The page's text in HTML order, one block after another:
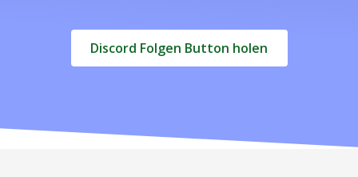
Discord Folgen Button holen